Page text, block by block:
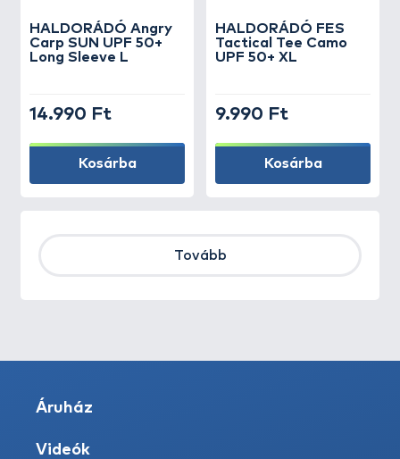
HALDORÁDÓ Angry
Carp SUN UPF 50+
Long Sleeve L
14.990 Ft
Kosárba
HALDORÁDÓ FES
Tactical Tee Camo
UPF 50+ XL
9.990 Ft
Kosárba
Tovább
Áruház
Videók